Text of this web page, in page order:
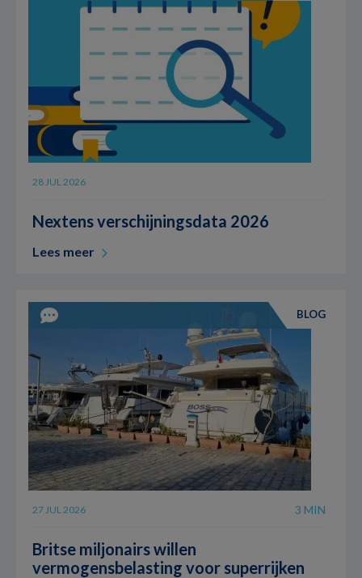
28 JUL 2026
Nextens verschijningsdata 2026
Lees meer
BLOG
27 JUL 2026 3 MIN
Britse miljonairs willen
vermogensbelasting voor superrijken